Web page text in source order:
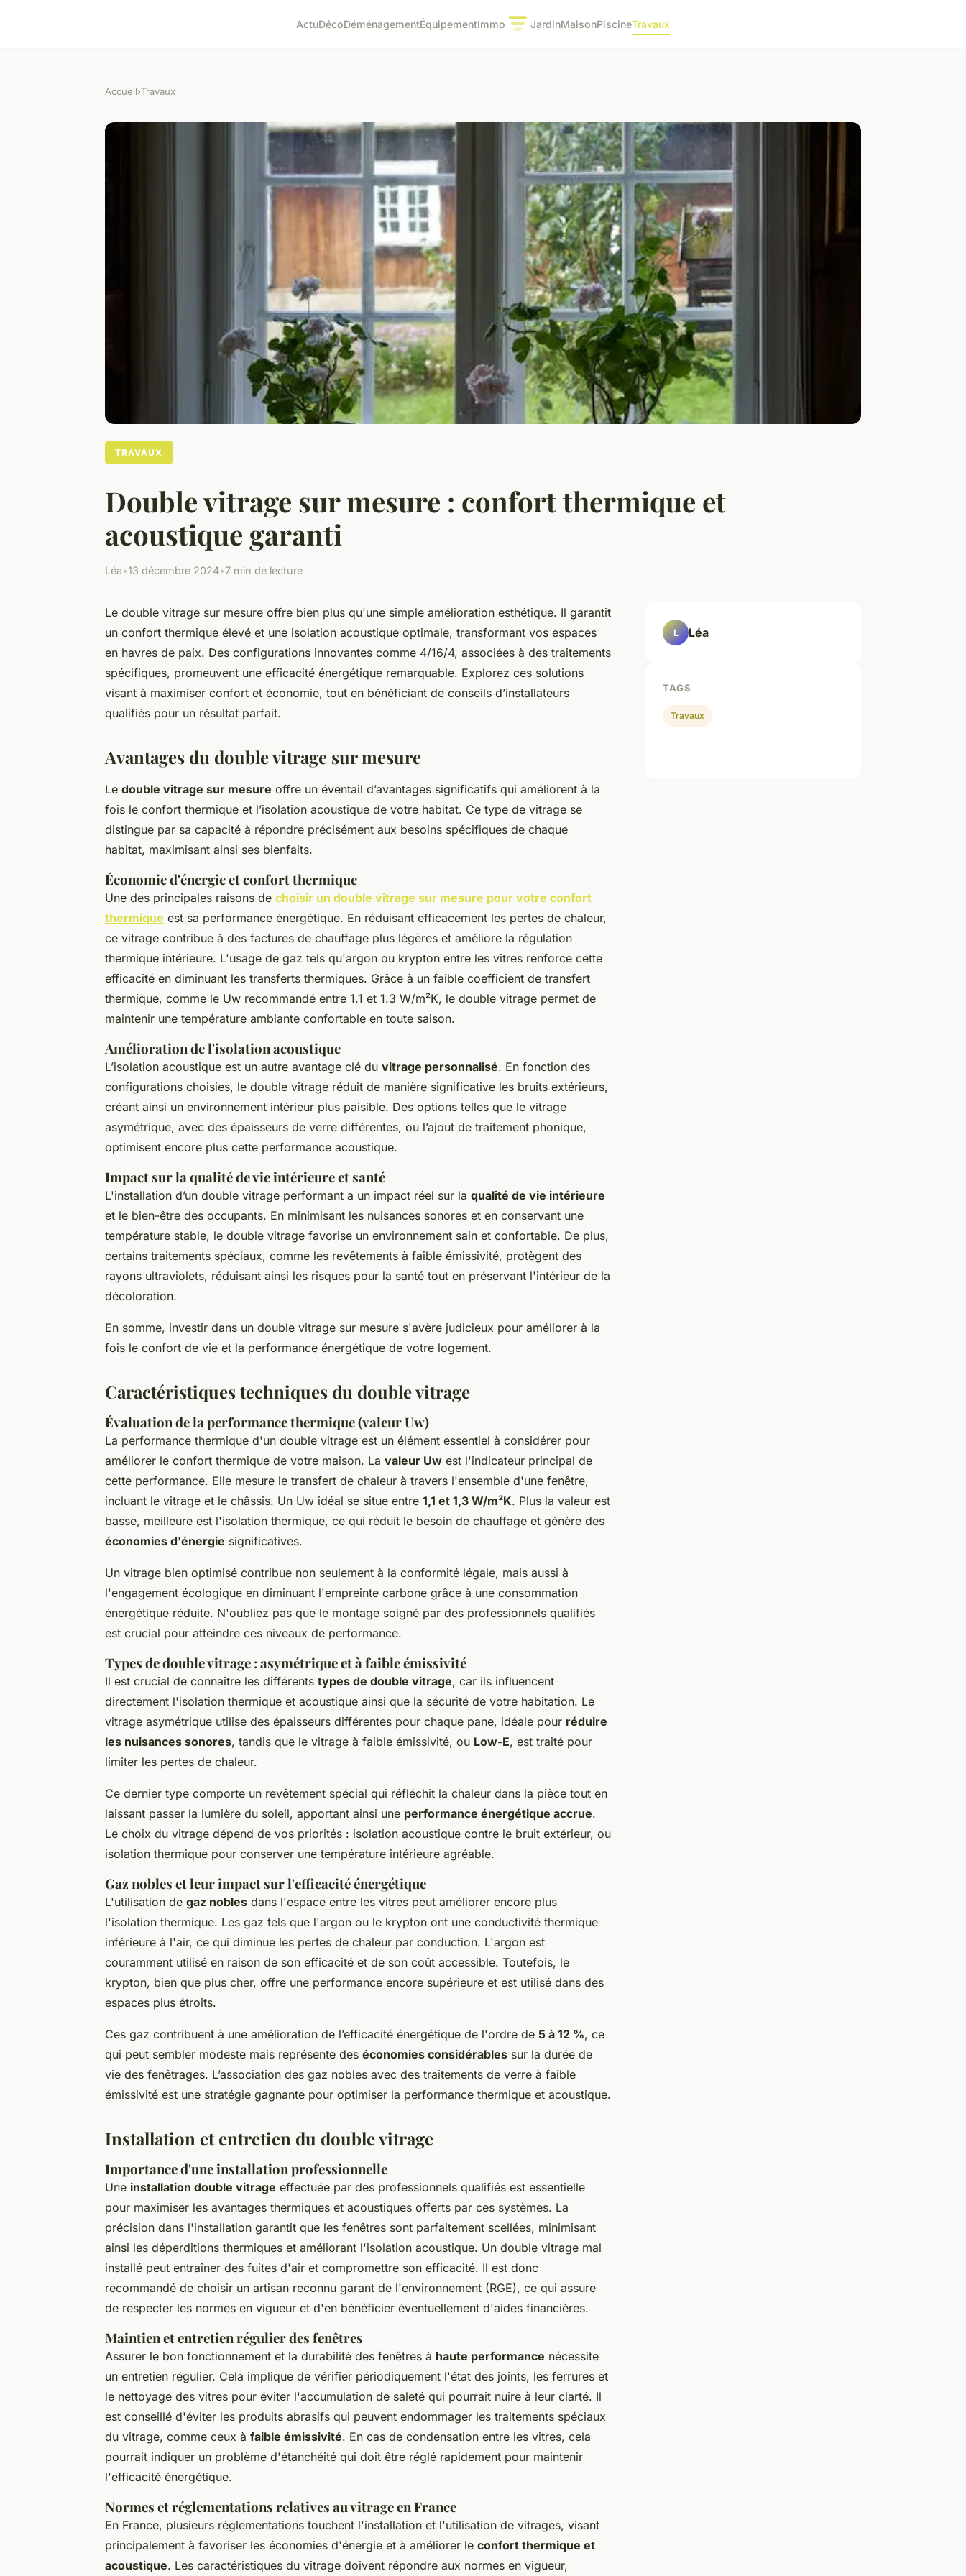
ActuDécoDéménagementÉquipementImmo JardinMaisonPiscineTravaux
Accueil›Travaux
TRAVAUX
Double vitrage sur mesure : confort thermique et
acoustique garanti
Léa•13 décembre 2024•7 min de lecture
Le double vitrage sur mesure offre bien plus qu'une simple amélioration esthétique. Il garantit
un confort thermique élevé et une isolation acoustique optimale, transformant vos espaces
en havres de paix. Des configurations innovantes comme 4/16/4, associées à des traitements
spécifiques, promeuvent une efficacité énergétique remarquable. Explorez ces solutions
visant à maximiser confort et économie, tout en bénéficiant de conseils d’installateurs
qualifiés pour un résultat parfait.
Avantages du double vitrage sur mesure
Le double vitrage sur mesure offre un éventail d’avantages significatifs qui améliorent à la
fois le confort thermique et l’isolation acoustique de votre habitat. Ce type de vitrage se
distingue par sa capacité à répondre précisément aux besoins spécifiques de chaque
habitat, maximisant ainsi ses bienfaits.
Économie d'énergie et confort thermique
Une des principales raisons de choisir un double vitrage sur mesure pour votre confort
thermique est sa performance énergétique. En réduisant efficacement les pertes de chaleur,
ce vitrage contribue à des factures de chauffage plus légères et améliore la régulation
thermique intérieure. L'usage de gaz tels qu'argon ou krypton entre les vitres renforce cette
efficacité en diminuant les transferts thermiques. Grâce à un faible coefficient de transfert
thermique, comme le Uw recommandé entre 1.1 et 1.3 W/m²K, le double vitrage permet de
maintenir une température ambiante confortable en toute saison.
Amélioration de l'isolation acoustique
L’isolation acoustique est un autre avantage clé du vitrage personnalisé. En fonction des
configurations choisies, le double vitrage réduit de manière significative les bruits extérieurs,
créant ainsi un environnement intérieur plus paisible. Des options telles que le vitrage
asymétrique, avec des épaisseurs de verre différentes, ou l’ajout de traitement phonique,
optimisent encore plus cette performance acoustique.
Impact sur la qualité de vie intérieure et santé
L'installation d’un double vitrage performant a un impact réel sur la qualité de vie intérieure
et le bien-être des occupants. En minimisant les nuisances sonores et en conservant une
température stable, le double vitrage favorise un environnement sain et confortable. De plus,
certains traitements spéciaux, comme les revêtements à faible émissivité, protègent des
rayons ultraviolets, réduisant ainsi les risques pour la santé tout en préservant l'intérieur de la
décoloration.
En somme, investir dans un double vitrage sur mesure s'avère judicieux pour améliorer à la
fois le confort de vie et la performance énergétique de votre logement.
Caractéristiques techniques du double vitrage
Évaluation de la performance thermique (valeur Uw)
La performance thermique d'un double vitrage est un élément essentiel à considérer pour
améliorer le confort thermique de votre maison. La valeur Uw est l'indicateur principal de
cette performance. Elle mesure le transfert de chaleur à travers l'ensemble d'une fenêtre,
incluant le vitrage et le châssis. Un Uw idéal se situe entre 1,1 et 1,3 W/m²K. Plus la valeur est
basse, meilleure est l'isolation thermique, ce qui réduit le besoin de chauffage et génère des
économies d'énergie significatives.
Un vitrage bien optimisé contribue non seulement à la conformité légale, mais aussi à
l'engagement écologique en diminuant l'empreinte carbone grâce à une consommation
énergétique réduite. N'oubliez pas que le montage soigné par des professionnels qualifiés
est crucial pour atteindre ces niveaux de performance.
Types de double vitrage : asymétrique et à faible émissivité
Il est crucial de connaître les différents types de double vitrage, car ils influencent
directement l'isolation thermique et acoustique ainsi que la sécurité de votre habitation. Le
vitrage asymétrique utilise des épaisseurs différentes pour chaque pane, idéale pour réduire
les nuisances sonores, tandis que le vitrage à faible émissivité, ou Low-E, est traité pour
limiter les pertes de chaleur.
Ce dernier type comporte un revêtement spécial qui réfléchit la chaleur dans la pièce tout en
laissant passer la lumière du soleil, apportant ainsi une performance énergétique accrue.
Le choix du vitrage dépend de vos priorités : isolation acoustique contre le bruit extérieur, ou
isolation thermique pour conserver une température intérieure agréable.
Gaz nobles et leur impact sur l'efficacité énergétique
L'utilisation de gaz nobles dans l'espace entre les vitres peut améliorer encore plus
l'isolation thermique. Les gaz tels que l'argon ou le krypton ont une conductivité thermique
inférieure à l'air, ce qui diminue les pertes de chaleur par conduction. L'argon est
couramment utilisé en raison de son efficacité et de son coût accessible. Toutefois, le
krypton, bien que plus cher, offre une performance encore supérieure et est utilisé dans des
espaces plus étroits.
Ces gaz contribuent à une amélioration de l’efficacité énergétique de l'ordre de 5 à 12 %, ce
qui peut sembler modeste mais représente des économies considérables sur la durée de
vie des fenêtrages. L’association des gaz nobles avec des traitements de verre à faible
émissivité est une stratégie gagnante pour optimiser la performance thermique et acoustique.
Installation et entretien du double vitrage
Importance d'une installation professionnelle
Une installation double vitrage effectuée par des professionnels qualifiés est essentielle
pour maximiser les avantages thermiques et acoustiques offerts par ces systèmes. La
précision dans l'installation garantit que les fenêtres sont parfaitement scellées, minimisant
ainsi les déperditions thermiques et améliorant l'isolation acoustique. Un double vitrage mal
installé peut entraîner des fuites d'air et compromettre son efficacité. Il est donc
recommandé de choisir un artisan reconnu garant de l'environnement (RGE), ce qui assure
de respecter les normes en vigueur et d'en bénéficier éventuellement d'aides financières.
Maintien et entretien régulier des fenêtres
Assurer le bon fonctionnement et la durabilité des fenêtres à haute performance nécessite
un entretien régulier. Cela implique de vérifier périodiquement l'état des joints, les ferrures et
le nettoyage des vitres pour éviter l'accumulation de saleté qui pourrait nuire à leur clarté. Il
est conseillé d'éviter les produits abrasifs qui peuvent endommager les traitements spéciaux
du vitrage, comme ceux à faible émissivité. En cas de condensation entre les vitres, cela
pourrait indiquer un problème d'étanchéité qui doit être réglé rapidement pour maintenir
l'efficacité énergétique.
Normes et réglementations relatives au vitrage en France
En France, plusieurs réglementations touchent l'installation et l'utilisation de vitrages, visant
principalement à favoriser les économies d'énergie et à améliorer le confort thermique et
acoustique. Les caractéristiques du vitrage doivent répondre aux normes en vigueur,
L Léa
TAGS
Travaux